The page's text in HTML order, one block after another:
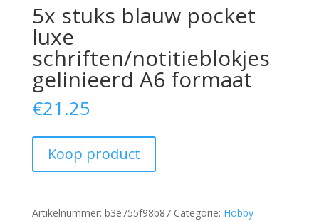
5x stuks blauw pocket
luxe
schriften/notitieblokjes
gelinieerd A6 formaat
€21.25
Koop product
Artikelnummer: b3e755f98b87 Categorie: Hobby